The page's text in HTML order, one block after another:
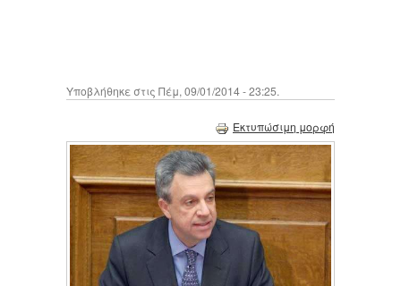
Υποβλήθηκε στις Πέμ, 09/01/2014 - 23:25.
Εκτυπώσιμη μορφή